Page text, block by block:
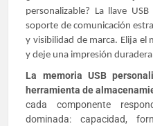
personalizable? La llave
soporte de comunicación
y visibilidad de marca. Elija el
y deje una impresión
La memoria USB
herramienta de
cada componente
dominada: capacidad,